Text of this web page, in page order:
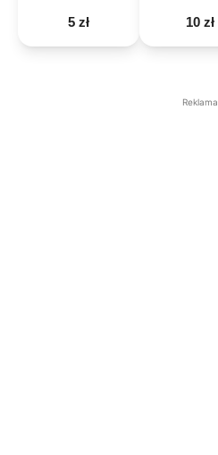
5 zł 10 zł
Reklama